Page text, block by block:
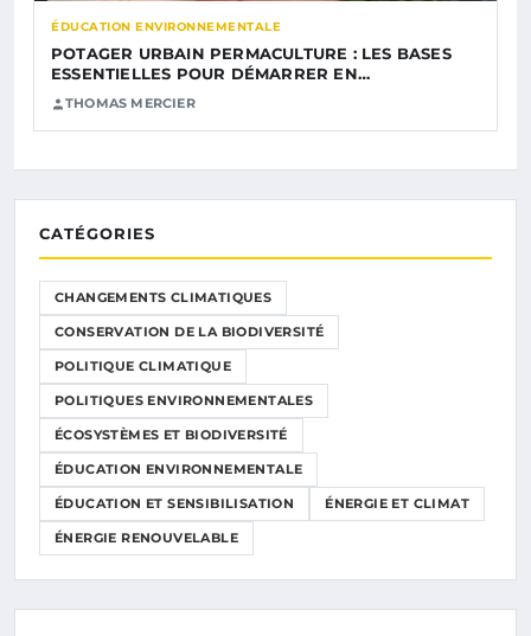
ÉDUCATION ENVIRONNEMENTALE
POTAGER URBAIN PERMACULTURE : LES BASES
ESSENTIELLES POUR DÉMARRER EN…
THOMAS MERCIER
CATÉGORIES
CHANGEMENTS CLIMATIQUES
CONSERVATION DE LA BIODIVERSITÉ
POLITIQUE CLIMATIQUE
POLITIQUES ENVIRONNEMENTALES
ÉCOSYSTÈMES ET BIODIVERSITÉ
ÉDUCATION ENVIRONNEMENTALE
ÉDUCATION ET SENSIBILISATION ÉNERGIE ET CLIMAT
ÉNERGIE RENOUVELABLE